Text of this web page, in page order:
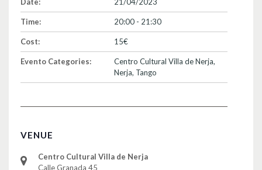
Time: 20:00 - 21:30
Cost: 15€
Evento Categories: Centro Cultural Villa de Nerja,
Nerja, Tango
VENUE
Centro Cultural Villa de Nerja
Calle Granada 45